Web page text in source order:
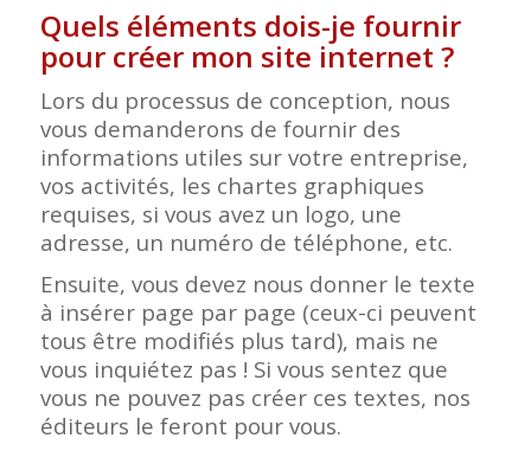
Quels éléments dois-je fournir
pour créer mon site internet ?
Lors du processus de conception, nous
vous demanderons de fournir des
informations utiles sur votre entreprise,
vos activités, les chartes graphiques
requises, si vous avez un logo, une
adresse, un numéro de téléphone, etc.
Ensuite, vous devez nous donner le texte
à insérer page par page (ceux-ci peuvent
tous être modifiés plus tard), mais ne
vous inquiétez pas ! Si vous sentez que
vous ne pouvez pas créer ces textes, nos
éditeurs le feront pour vous.